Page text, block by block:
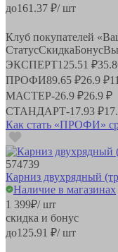
до161.37 ₽/ шт
Клуб покупателей
СтатусСкидкаБонус
ЭКСПЕРТ125.51 ₽
ПРОФИ89.65 ₽26.9 ₽
МАСТЕР-26.9 ₽26.9 ₽
СТАНДАРТ-17.93 ₽
Как стать «ПРОФИ»
574739
Карниз двухрядный
Наличие в магазинах
1 399₽/ шт
скидка и бонус
до125.91 ₽/ шт